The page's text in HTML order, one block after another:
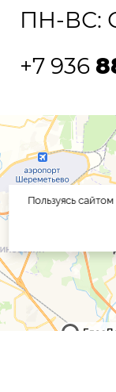
ПН-ВС:
+7 936
Пользуясь